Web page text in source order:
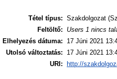
Tétel típus: Szakdolgozat
Feltöltő:
Users 1 nincs
Elhelyezés dátuma:
17 Júni 2021
Utolsó változtatás:
17 Júni 2021
URI:
http://